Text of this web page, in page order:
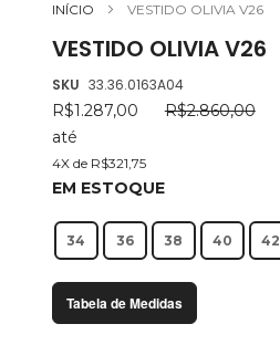
INÍCIO VESTIDO OLIVIA V26
VESTIDO OLIVIA V26
SKU 33.36.0163A04
R$1.287,00
R$2.860,00
até
4X de R$321,75
EM ESTOQUE
34 36 38 40 42
Tabela de Medidas